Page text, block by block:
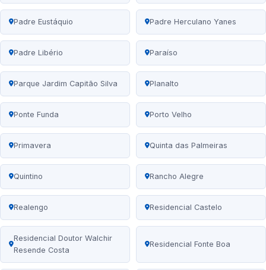
Padre Eustáquio Padre Herculano Yanes
Padre Libério Paraíso
Parque Jardim Capitão Silva Planalto
Ponte Funda Porto Velho
Primavera Quinta das Palmeiras
Quintino Rancho Alegre
Realengo Residencial Castelo
Residencial Doutor Walchir
Resende Costa
Residencial Fonte Boa